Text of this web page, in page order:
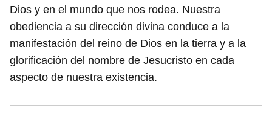
Dios y en el mundo que nos rodea. Nuestra
obediencia a su dirección divina conduce a la
manifestación del reino de Dios en la tierra y a la
glorificación del nombre de Jesucristo en cada
aspecto de nuestra existencia.